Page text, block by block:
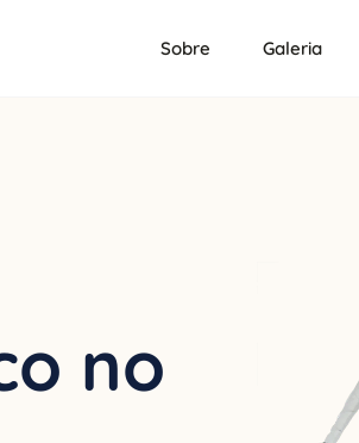
Sobre Galeria
no